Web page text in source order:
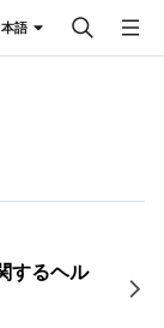
語
するヘル